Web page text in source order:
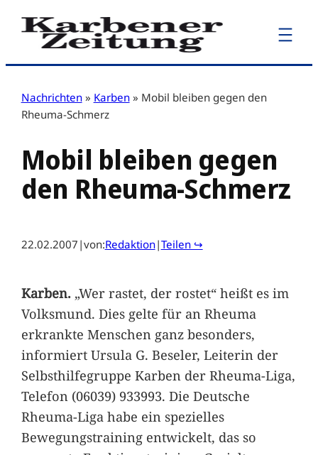
Zum
Inhalt
Nachrichten » Karben » Mobil bleiben gegen den
Rheuma-Schmerz
Mobil bleiben gegen
den Rheuma-Schmerz
22.02.2007 |von:Redaktion|Teilen ↪
Karben.„Wer rastet, der rostet“ heißt es im
Volksmund. Dies gelte für an Rheuma
erkrankte Menschen ganz besonders,
informiert Ursula G. Beseler, Leiterin der
Selbsthilfegruppe Karben der Rheuma-Liga,
Telefon (06039) 933993. Die Deutsche
Rheuma-Liga habe ein spezielles
Bewegungstraining entwickelt, das so